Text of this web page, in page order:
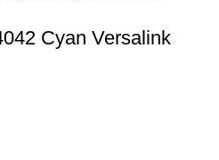
Cyan Versalink